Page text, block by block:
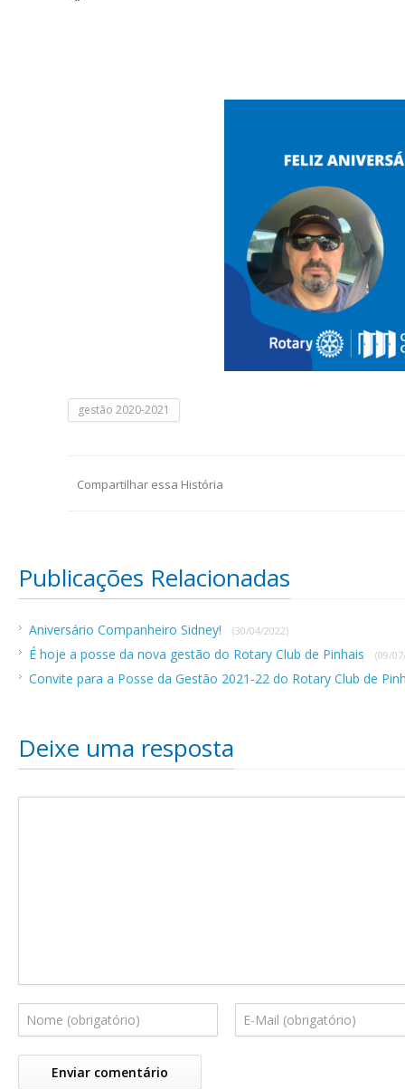
gestão 2020-2021
Compartilhar essa História
Publicações Relacionadas
Aniversário Companheiro Sidney! (30/04/2022)
É hoje a posse da nova gestão do Rotary Club de Pinhais (09/
Convite para a Posse da Gestão 2021-22 do Rotary Club de
Deixe uma resposta